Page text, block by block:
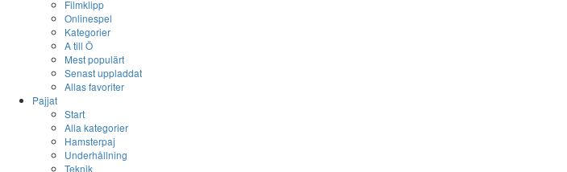
Filmklipp
Onlinespel
Kategorier
A till Ö
Mest populärt
Senast uppladdat
Allas favoriter
Pajjat
Start
Alla kategorier
Hamsterpaj
Underhållning
Teknik